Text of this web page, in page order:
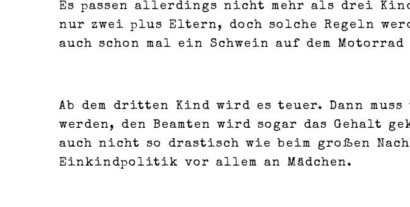
Es passen allerdings nicht mehr als drei
nur zwei plus Eltern, doch solche Regeln
auch schon mal ein Schwein auf dem
Ab dem dritten Kind wird es teuer. Dann
werden, den Beamten wird sogar das Gehalt
auch nicht so drastisch wie beim großen
Einkindpolitik vor allem an Mädchen.